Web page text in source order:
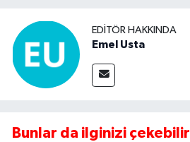
EDITÖR HAKKINDA
Emel Usta
Bunlar da ilginizi çekebilir